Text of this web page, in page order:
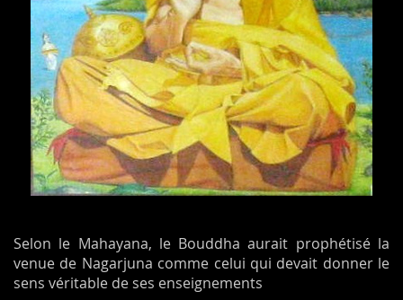
Selon le Mahayana, le Bouddha aurait prophétisé la
venue de Nagarjuna comme celui qui devait donner le
sens véritable de ses enseignements